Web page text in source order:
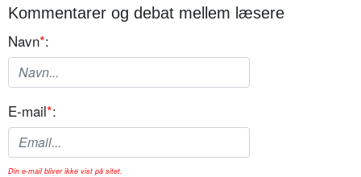
Kommentarer og debat mellem læsere
Navn*:
E-mail*:
Din e-mail bliver ikke vist på sitet.